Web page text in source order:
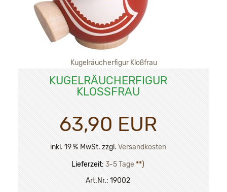
Kugelräucherfigur Kloßfrau
KUGELRÄUCHERFIGUR
KLOSSFRAU
63,90 EUR
inkl. 19 % MwSt. zzgl. Versandkosten
Lieferzeit: 3-5 Tage**)
Art.Nr.: 19002